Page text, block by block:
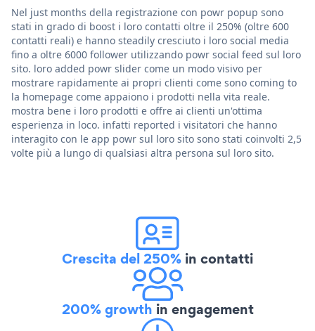
Nel just months della registrazione con powr popup sono
stati in grado di boost i loro contatti oltre il 250% (oltre 600
contatti reali) e hanno steadily cresciuto i loro social media
fino a oltre 6000 follower utilizzando powr social feed sul loro
sito. loro added powr slider come un modo visivo per
mostrare rapidamente ai propri clienti come sono coming to
la homepage come appaiono i prodotti nella vita reale.
mostra bene i loro prodotti e offre ai clienti un'ottima
esperienza in loco. infatti reported i visitatori che hanno
interagito con le app powr sul loro sito sono stati coinvolti 2,5
volte più a lungo di qualsiasi altra persona sul loro sito.
Crescita del 250% in contatti
200% growth in engagement